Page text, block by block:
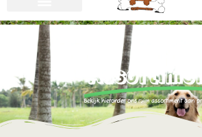
Bekijk hieronder ons ruim assortiment aan